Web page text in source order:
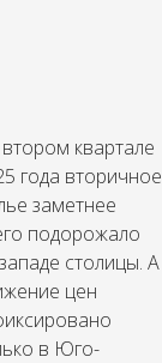
квартале
года вторичное
заметнее
подорожало
столицы. А
цен
в Юго-